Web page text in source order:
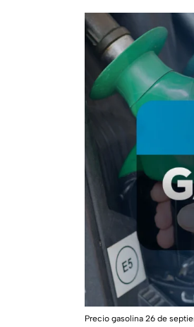
Precio gasolina 26 de